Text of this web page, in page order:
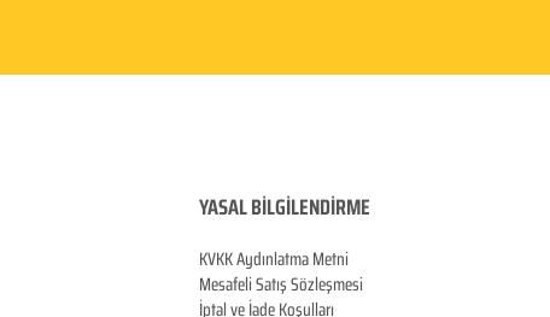
YASAL BİLGİLENDİRME
KVKK AydınlatmaMetni
Mesafeli Satış Sözleşmesi
İptal ve İade Koşulları